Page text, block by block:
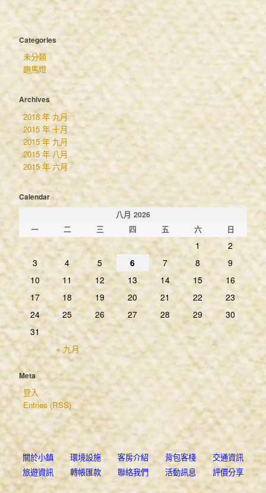
小鎮專屬旅遊資訊
南投埔里-美食、小吃，資訊大公開
南投旅遊新聞
南投魚池-日月潭&龍鳳宮月老廟
南投中寮-漫步天空–中寮空中步道 & 龍鳳瀑布
南投國姓-神祕古剎崁斗靈光寺
南投埔里-私房祕境瑪璘窟
南投埔里-桃米生態區紙教堂
南投埔里-特色景點地母廟
南投埔里-夜景&飛行傘活動
聯絡我們
活動訊息
評價分享
溫馨小鎮 美麗回憶
埔里小鎮民宿@ 認真揮霍每一天:: 隨意窩Xuite日誌
[南投 住宿]埔里市區 埔里小鎮歐式民宿 ♥ 簡潔平價 小資族,學生
[埔里住宿] 埔里小鎮 充滿歐式風情的民宿旅店::Pchome個人新聞
『南投埔里』平價的可愛歐式鄉村風民宿-埔里小鎮::iPeen愛評網
范小貓揹著相機去流浪::yam蕃薯藤
Categories
未分類
跑馬燈
Archives
2018 年 九月
2015 年 十月
2015 年 九月
2015 年 八月
2015 年 六月
Calendar
八月 2026
一
二 三 四 五 六 日
« 九月
1
2
3
4 5 6 7 8
9
10
11 12 13 14 15
16
17
18 19 20 21 22
23
24
25 26 27 28 29
30
31
Meta
登入
Entries (RSS)
關於小鎮 環境設施 客房介紹 背包客棧
交通資訊
旅遊資訊
轉帳匯款 聯絡我們 活動訊息 評價分享